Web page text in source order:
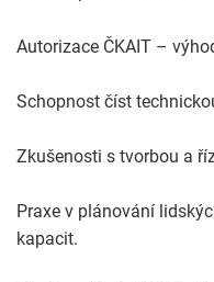
Autorizace ČKAIT –
Schopnost číst
Zkušenosti s tvorbou a
Praxe v plánování
kapacit.